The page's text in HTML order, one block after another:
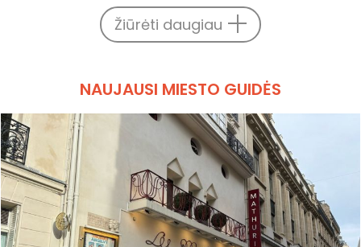
Žiūrėti daugiau
NAUJAUSI MIESTO GUIDĖS